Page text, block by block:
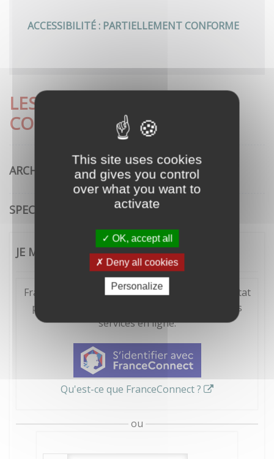
This site uses cookies
and gives you control
over what you want to
activate
OK, accept all
Deny all cookies
Personalize
ACCESSIBILITÉ : PARTIELLEMENT CONFORME
LES DÉMARCHES LES PLUS
CONSULTÉES
ARCHITECTURE
SPECTACLE VIVANT
JE ME CONNECTE
FranceConnect est la solution proposée par l'Etat
pour sécuriser et simplifier la connexion à vos
services en ligne.
Qu'est-ce que FranceConnect ?
ou